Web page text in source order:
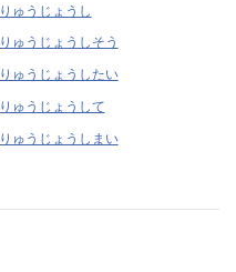
りゅうじょうし
りゅうじょうしそう
りゅうじょうしたい
りゅうじょうして
りゅうじょうしまい